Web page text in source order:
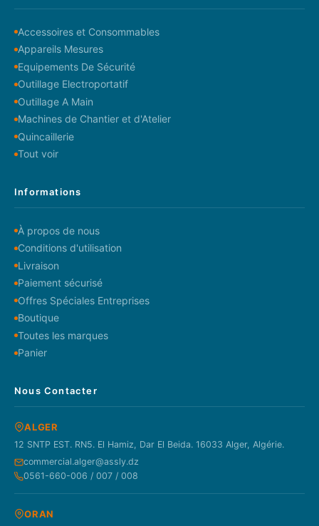
Accessoires et Consommables
Appareils Mesures
Equipements De Sécurité
Outillage Electroportatif
Outillage A Main
Machines de Chantier et d'Atelier
Quincaillerie
Tout voir
Informations
À propos de nous
Conditions d'utilisation
Livraison
Paiement sécurisé
Offres Spéciales Entreprises
Boutique
Toutes les marques
Panier
Nous Contacter
ALGER
12 SNTP EST. RN5. El Hamiz, Dar El Beida. 16033 Alger, Algérie.
commercial.alger@assly.dz
0561-660-006 / 007 / 008
ORAN